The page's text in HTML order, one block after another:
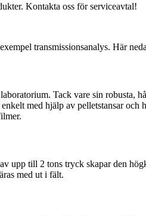
Kontakta oss för serviceavtal!
transmissionsanalys. Här
Tack vare sin robusta,
med hjälp av pelletstansar
upp till 2 tons tryck skapar den
med ut i fält.